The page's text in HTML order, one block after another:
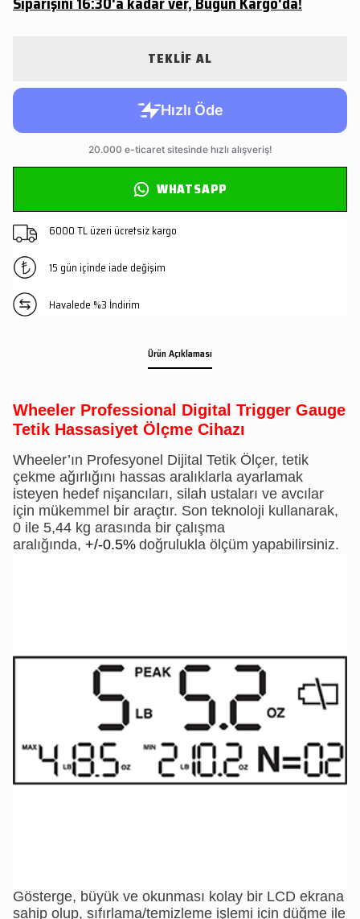
TEKLİF AL
WHATSAPP
6000 TL üzeri ücretsiz kargo
15 gün içinde iade değişim
Havalede %3 İndirim
Ürün Açıklaması
Wheeler Professional Digital Trigger Gauge
Tetik Hassasiyet Ölçme Cihazı
Wheeler’ın Profesyonel Dijital Tetik Ölçer, tetik
çekme ağırlığını hassas aralıklarla ayarlamak
isteyen hedef nişancıları, silah ustaları ve avcılar
için mükemmel bir araçtır. Son teknoloji kullanarak,
0 ile 5,44 kg arasında bir çalışma
aralığında, +/-0.5% doğrulukla ölçüm yapabilirsiniz.
Gösterge, büyük ve okunması kolay bir LCD ekrana
sahip olup, sıfırlama/temizleme işlemi için düğme ile